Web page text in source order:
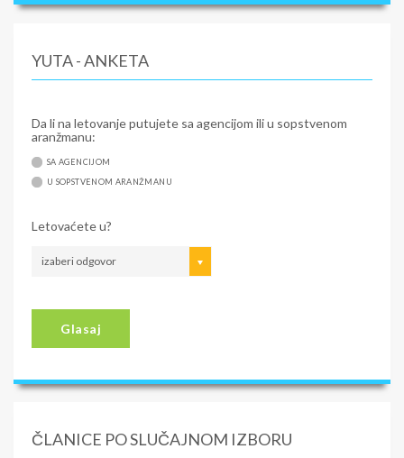
YUTA - ANKETA
Da li na letovanje putujete sa agencijom ili u sopstvenom
aranžmanu:
SA AGENCIJOM
U SOPSTVENOM ARANŽMANU
Letovaćete u?
izaberi odgovor
Glasaj
ČLANICE PO SLUČAJNOM IZBORU